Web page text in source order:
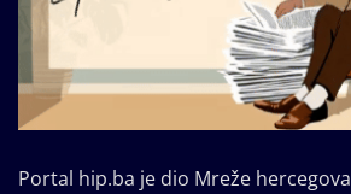
Portal hip.ba je dio Mreže